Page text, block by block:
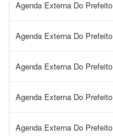
Agenda Externa Do Prefeito
Agenda Externa Do Prefeito
Agenda Externa Do Prefeito
Agenda Externa Do Prefeito
Agenda Externa Do Prefeito